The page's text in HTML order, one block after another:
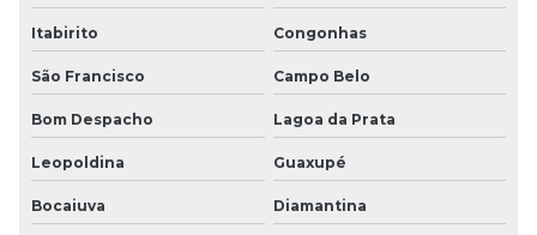
Itabirito Congonhas
São Francisco Campo Belo
Bom Despacho Lagoa da Prata
Leopoldina Guaxupé
Bocaiuva Diamantina